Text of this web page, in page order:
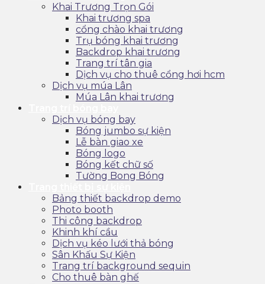
Khai Trương Trọn Gói
Khai trương spa
cổng chào khai trương
Trụ bóng khai trương
Backdrop khai trương
Trang trí tân gia
Dịch vụ cho thuê cổng hơi hcm
Dịch vụ múa Lân
Múa Lân khai trương
Dịch vụ bóng bay
Bóng jumbo sự kiện
Lễ bàn giao xe
Bóng logo
Bóng kết chữ số
Tường Bong Bóng
Bảng thiết backdrop demo
Photo booth
Thi công backdrop
Khinh khí cầu
Dịch vụ kéo lưới thả bóng
Sân Khấu Sự Kiện
Trang trí background sequin
Cho thuê bàn ghế